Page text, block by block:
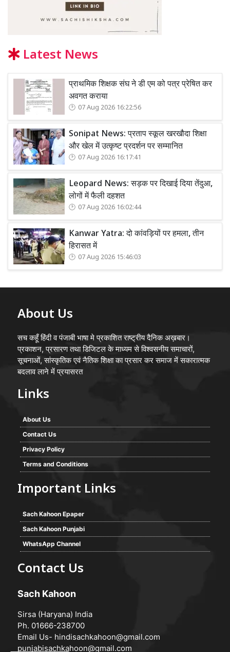
Latest News
प्राथमिक शिक्षक संघ ने डी एम को पत्र प्रेषित कर
अवगत कराया
07 Aug 2026 16:22:56
Sonipat News: प्रताप स्कूल खरखौदा शिक्षा
और खेल में उत्कृष्ट प्रदर्शन पर सम्मानित
07 Aug 2026 16:17:41
Leopard News: सड़क पर दिखाई दिया तेंदुआ,
लोगों में फैली दहशत
07 Aug 2026 16:02:44
Kanwar Yatra: दो कांवड़ियों पर हमला, तीन
हिरासत में
07 Aug 2026 15:46:03
About Us
सच कहूँ हिंदी व पंजाबी भाषा मे प्रकाशित राष्ट्रीय दैनिक अख़बार।
प्रकाशन, प्रसारण तथा डिजिटल के माध्यम से विश्वसनीय समाचारों,
सूचनाओं, सांस्कृतिक एवं नैतिक शिक्षा का प्रसार कर समाज में सकारात्मक
बदलाव लाने में प्रयासरत
Links
About Us
Contact Us
Privacy Policy
Terms and Conditions
Important Links
Sach Kahoon Epaper
Sach Kahoon Punjabi
WhatsApp Channel
Contact Us
Sach Kahoon
Sirsa (Haryana) India
Ph. 01666-238700
Email Us- hindisachkahoon@gmail.com
punjabisachkahoon@gmail.com